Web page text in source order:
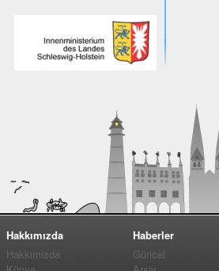
Hakkımızda
Hakkımızda
Haberler
Güncel